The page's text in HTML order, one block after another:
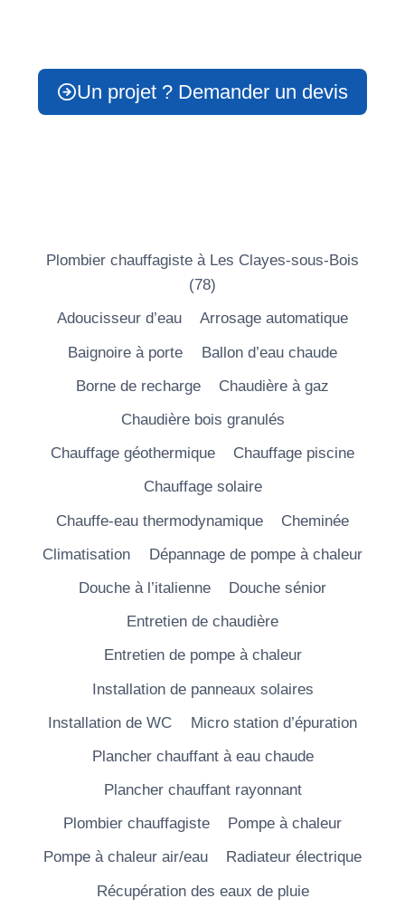
Un projet ? Demander un devis
Plombier chauffagiste à Les Clayes-sous-Bois
(78)
Adoucisseur d’eau
Arrosage automatique
Baignoire à porte
Ballon d’eau chaude
Borne de recharge
Chaudière à gaz
Chaudière bois granulés
Chauffage géothermique
Chauffage piscine
Chauffage solaire
Chauffe-eau thermodynamique
Cheminée
Climatisation
Dépannage de pompe à chaleur
Douche à l’italienne
Douche sénior
Entretien de chaudière
Entretien de pompe à chaleur
Installation de panneaux solaires
Installation de WC
Micro station d’épuration
Plancher chauffant à eau chaude
Plancher chauffant rayonnant
Plombier chauffagiste
Pompe à chaleur
Pompe à chaleur air/eau
Radiateur électrique
Récupération des eaux de pluie